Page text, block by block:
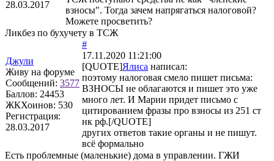
28.03.2017
взносы". Тогда зачем напрягаться налоговой?
Можете просветить?
Ликбез по бухучету в ТСЖ
Джули
Живу на форуме
Сообщений: 3577
Баллов: 24453
ЖКХоинов: 530
Регистрация:
28.03.2017
#
17.11.2020 11:21:00
[QUOTE]Ялиса написал:
поэтому налоговая смело пишет письма:
ВЗНОСЫ не облагаются и пишет это уже
много лет. И Марии придет письмо с
цитированием фразы про взносы из 251 ст
нк рф.[/QUOTE]
других ответов такие органы и не пишут.
всё формально
Есть проблемные (маленькие) дома в управлении. ГЖИ